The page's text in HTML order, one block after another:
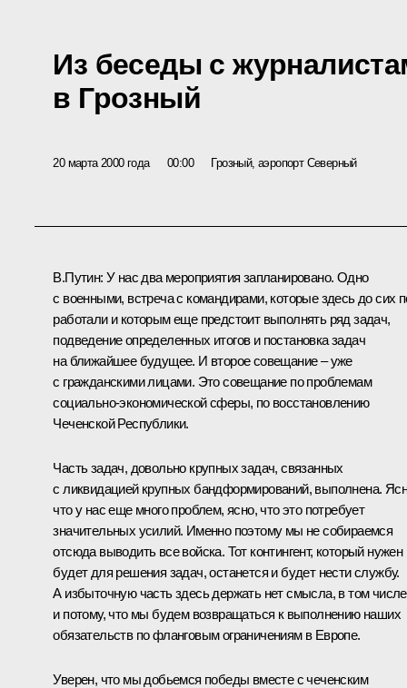
Из беседы с
в Грозный
20 марта 2000 года 00:00 Грозный, аэропорт Северный
В.Путин: У нас два мероприятия запланировано. Одно
с военными, встреча с командирами, которые здесь до сих
работали и которым еще предстоит выполнять ряд задач,
подведение определенных итогов и постановка задач
на ближайшее будущее. И второе совещание – уже
с гражданскими лицами. Это совещание по проблемам
социально-экономической сферы, по восстановлению
Чеченской Республики.
Часть задач, довольно крупных задач, связанных
с ликвидацией крупных бандформирований, выполнена.
что у нас еще много проблем, ясно, что это потребует
значительных усилий. Именно поэтому мы не собираемся
отсюда выводить все войска. Тот контингент, который нужен
будет для решения задач, останется и будет нести службу.
А избыточную часть здесь держать нет смысла, в том числе
и потому, что мы будем возвращаться к выполнению наших
обязательств по фланговым ограничениям в Европе.
Уверен, что мы добьемся победы вместе с чеченским